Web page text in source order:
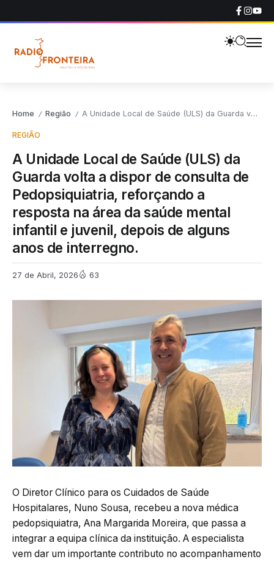
Home / Região / A Unidade Local de Saúde (ULS) da Guarda volta a dispor de consulta de Pedopsiquiatria, reforçando a resposta na área da saúde mental infantil e juvenil, depois de alguns anos de interregno.
REGIÃO
A Unidade Local de Saúde (ULS) da
Guarda volta a dispor de consulta de
Pedopsiquiatria, reforçando a
resposta na área da saúde mental
infantil e juvenil, depois de alguns
anos de interregno.
27 de Abril, 2026 63
O Diretor Clínico para os Cuidados de Saúde
Hospitalares, Nuno Sousa, recebeu a nova médica
pedopsiquiatra, Ana Margarida Moreira, que passa a
integrar a equipa clínica da instituição. A especialista
vem dar um importante contributo no acompanhamento